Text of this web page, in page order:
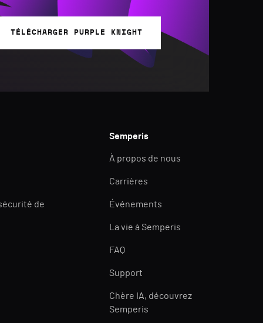
TÉLÉCHARGER PURPLE KNIGHT
de
Semperis
À propos de nous
Carrières
Événements
La vie à Semperis
FAQ
Support
Chère IA, découvrez
Semperis